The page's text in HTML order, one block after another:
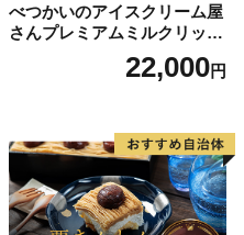
べつかいのアイスクリーム屋
さんプレミアムミルクリッチ
12個（AP-01）（ 北海道アイ
ス 北海道産アイス アイス ア
道産アイス 道産アイスクリ
ーム ギフト 詰合せ 詰め合わ
せ ふるさと納税 ）
22,000円